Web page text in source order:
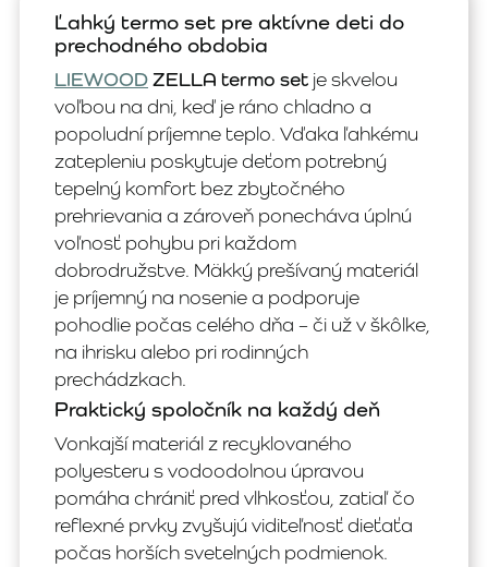
Ľahký termo set pre aktívne deti do
prechodného obdobia
LIEWOODZELLA termo set je skvelou
voľbou na dni, keď je ráno chladno a
popoludní príjemne teplo. Vďaka ľahkému
zatepleniu poskytuje deťom potrebný
tepelný komfort bez zbytočného
prehrievania a zároveň ponecháva úplnú
voľnosť pohybu pri každom
dobrodružstve. Mäkký prešívaný materiál
je príjemný na nosenie a podporuje
pohodlie počas celého dňa – či už v škôlke,
na ihrisku alebo pri rodinných
prechádzkach.
Praktický spoločník na každý deň
Vonkajší materiál z recyklovaného
polyesteru s vodoodolnou úpravou
pomáha chrániť pred vlhkosťou, zatiaľ čo
reflexné prvky zvyšujú viditeľnosť dieťaťa
počas horších svetelných podmienok.